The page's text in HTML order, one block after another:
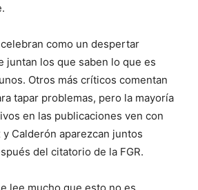
como un despertar
juntan los que saben lo que es
Otros más críticos comentan
tapar problemas, pero la mayoría
en las publicaciones ven con
Calderón aparezcan juntos
del citatorio de la FGR.